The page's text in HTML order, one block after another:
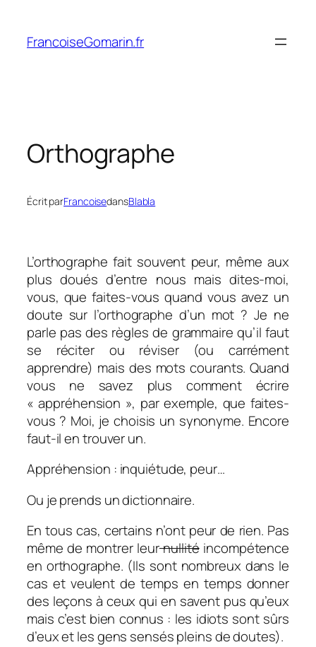
contenu
FrancoiseGomarin.fr
Orthographe
Écrit parFrancoisedansBlabla
L’orthographe fait souvent peur, même aux
plus doués d’entre nous mais dites-moi,
vous, que faites-vous quand vous avez un
doute sur l’orthographe d’un mot ? Je ne
parle pas des règles de grammaire qu’il faut
se réciter ou réviser (ou carrément
apprendre) mais des mots courants. Quand
vous ne savez plus comment écrire
« appréhension », par exemple, que faites-
vous ? Moi, je choisis un synonyme. Encore
faut-il en trouver un.
Appréhension : inquiétude, peur…
Ou je prends un dictionnaire.
En tous cas, certains n’ont peur de rien. Pas
même de montrer leurnullitéincompétence
en orthographe. (Ils sont nombreux dans le
cas et veulent de temps en temps donner
des leçons à ceux qui en savent pus qu’eux
mais c’est bien connus : les idiots sont sûrs
d’eux et les gens sensés pleins de doutes).